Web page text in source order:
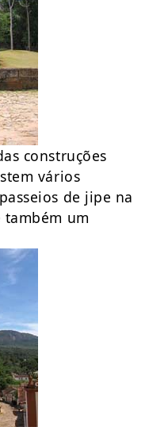
construções
vários
de jipe na
também um